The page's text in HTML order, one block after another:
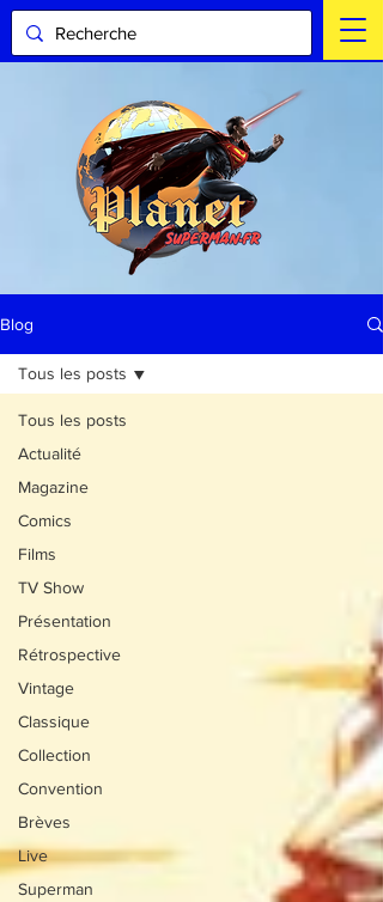
Blog
Tous les posts
Actualité
Magazine
Comics
Films
TV Show
Présentation
Rétrospective
Vintage
Classique
Collection
Convention
Brèves
Live
Superman
Tous les posts